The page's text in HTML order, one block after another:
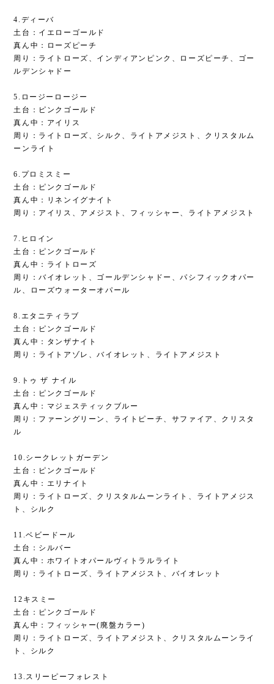
4.ディーバ
土台：イエローゴールド
真ん中：ローズピーチ
周り：ライトローズ、インディアンピンク、ローズピーチ、ゴー
ルデンシャドー
5.ロージーロージー
土台：ピンクゴールド
真ん中：アイリス
周り：ライトローズ、シルク、ライトアメジスト、クリスタルム
ーンライト
6.プロミスミー
土台：ピンクゴールド
真ん中：リネンイグナイト
周り：アイリス、アメジスト、フィッシャー、ライトアメジスト
7.ヒロイン
土台：ピンクゴールド
真ん中：ライトローズ
周り：バイオレット、ゴールデンシャドー、パシフィックオパー
ル、ローズウォーターオパール
8.エタニティラブ
土台：ピンクゴールド
真ん中：タンザナイト
周り：ライトアゾレ、バイオレット、ライトアメジスト
9.トゥ ザ ナイル
土台：ピンクゴールド
真ん中：マジェスティックブルー
周り：ファーングリーン、ライトピーチ、サファイア、クリスタ
ル
10.シークレットガーデン
土台：ピンクゴールド
真ん中：エリナイト
周り：ライトローズ、クリスタルムーンライト、ライトアメジス
ト、シルク
11.ベビードール
土台：シルバー
真ん中：ホワイトオパールヴィトラルライト
周り：ライトローズ、ライトアメジスト、バイオレット
12キスミー
土台：ピンクゴールド
真ん中：フィッシャー(廃盤カラー)
周り：ライトローズ、ライトアメジスト、クリスタルムーンライ
ト、シルク
13.スリーピーフォレスト